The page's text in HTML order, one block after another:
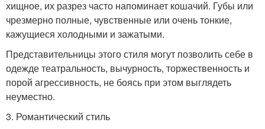
хищное, их разрез часто напоминает кошачий. Губы или
чрезмерно полные, чувственные или очень тонкие,
кажущиеся холодными и зажатыми.
Представительницы этого стиля могут позволить себе в
одежде театральность, вычурность, торжественность и
порой агрессивность, не боясь при этом выглядеть
неуместно.
3. Романтический стиль